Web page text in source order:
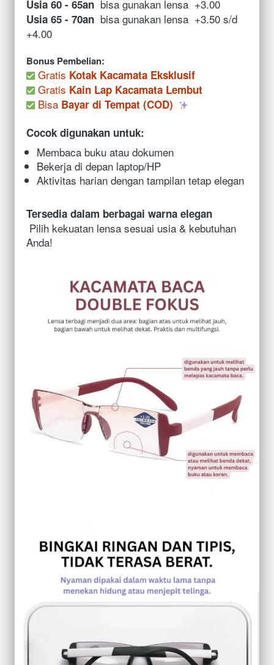
Usia 60 - 65an
  bisa gunakan lensa  +3.00
Usia 65 - 70an
  bisa gunakan lensa  +3.50 s/d
+4.00
Bonus Pembelian:
Gratis Kotak Kacamata Eksklusif
Gratis Kain Lap Kacamata Lembut
Bisa Bayar di Tempat (COD)
Cocok digunakan untuk:
Membaca buku atau dokumen
Bekerja di depan laptop/HP
Aktivitas harian dengan tampilan tetap elegan
Tersedia dalam berbagai warna elegan
Anda!